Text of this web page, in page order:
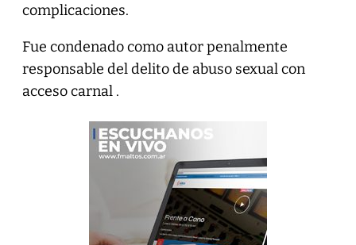
complicaciones.
Fue condenado como autor penalmente
responsable del delito de abuso sexual con
acceso carnal .